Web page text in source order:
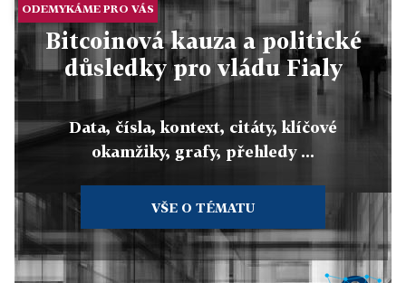
ODEMYKÁME PRO VÁS
Bitcoinová kauza a politické
důsledky pro vládu Fialy
Data, čísla, kontext, citáty, klíčové
okamžiky, grafy, přehledy ...
VŠE O TÉMATU